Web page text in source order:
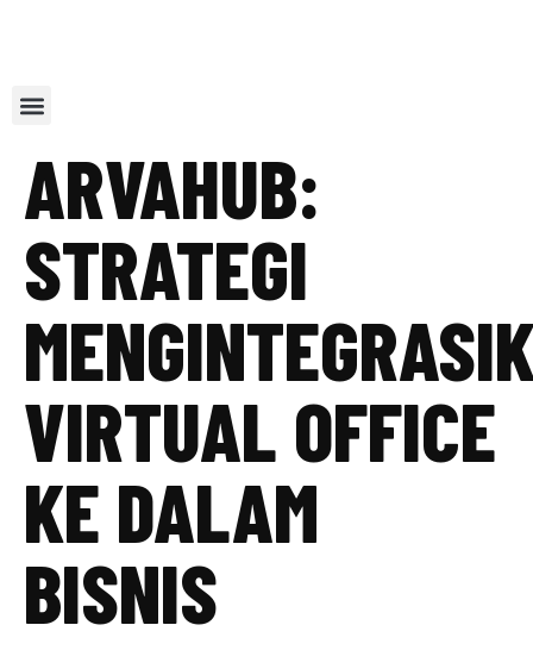
ARVAHUB:
STRATEGI
VIRTUAL OFFICE
KE DALAM
BISNIS